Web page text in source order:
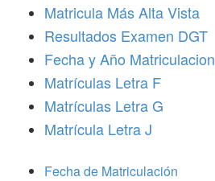
Matricula Más Alta Vista
Resultados Examen DGT
Fecha y Año Matriculacion
Matrículas Letra F
Matrículas Letra G
Matrícula Letra J
Fecha de Matriculación